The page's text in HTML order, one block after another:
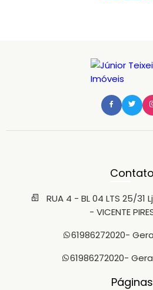
Contato
RUA 4 - BL 04 LTS 25/31
- VICENTE
61986272020-
61986272020-
Páginas